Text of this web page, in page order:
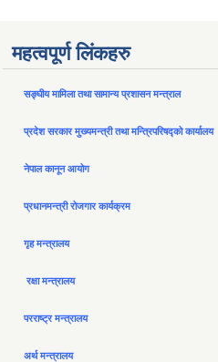
महत्वपूर्ण लिंकहरु
सङ्घीय मामिला तथा सामान्य प्रशासन मन्त्राल
प्रदेश सरकार मुख्यमन्त्री तथा मन्त्रिपरिषद्को कार्यालय
नेपाल कानून आयोग
प्रधानमन्त्री रोजगार कार्यक्रम
गृह मन्त्रालय
रक्षा मन्त्रालय
परराष्ट्र मन्त्रालय
अर्थ मन्त्रालय